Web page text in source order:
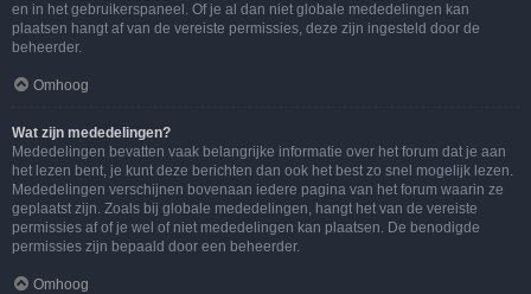
en in het gebruikerspaneel. Of je al dan niet globale mededelingen kan
plaatsen hangt af van de vereiste permissies, deze zijn ingesteld door de
beheerder.
Omhoog
Wat zijn mededelingen?
Mededelingen bevatten vaak belangrijke informatie over het forum dat je aan
het lezen bent, je kunt deze berichten dan ook het best zo snel mogelijk lezen.
Mededelingen verschijnen bovenaan iedere pagina van het forum waarin ze
geplaatst zijn. Zoals bij globale mededelingen, hangt het van de vereiste
permissies af of je wel of niet mededelingen kan plaatsen. De benodigde
permissies zijn bepaald door een beheerder.
Omhoog